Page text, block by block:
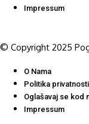
Impressum
© Copyright 2025
O Nama
Politika privatnosti
Oglašavaj se kod
Impressum